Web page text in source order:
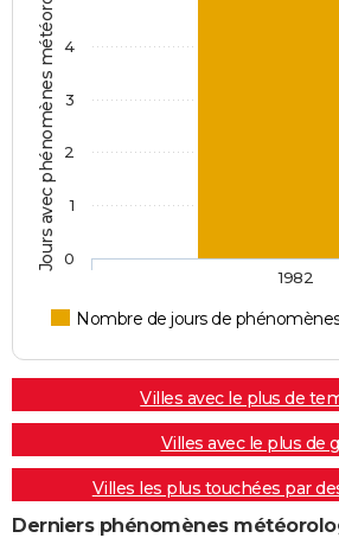
Jours avec phénomènes météorologiques
Nombre de jours de
1982
0
1
2
3
4
Villes avec le plus de
Villes avec le plus de
Villes les plus touchées par
Derniers phénomènes